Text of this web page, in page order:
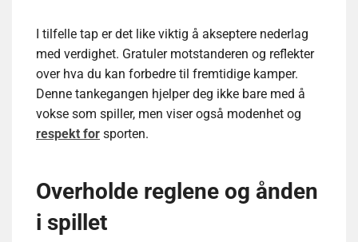
I tilfelle tap er det like viktig å akseptere nederlag
med verdighet. Gratuler motstanderen og reflekter
over hva du kan forbedre til fremtidige kamper.
Denne tankegangen hjelper deg ikke bare med å
vokse som spiller, men viser også modenhet og
respekt for sporten.
Overholde reglene og ånden
i spillet